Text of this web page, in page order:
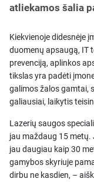
atliekamos šalia
Kiekvienoje didesnėje
duomenų apsaugą, IT
prevenciją, aplinkos
tikslas yra padėti
galimos žalos gamtai,
galiausiai, laikytis
Lazerių saugos
jau maždaug 15
jau daugiau kaip 30
gamybos skyriuje
dirbu ne kasdien, –